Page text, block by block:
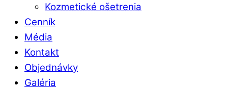
Kozmetické ošetrenia
Cenník
Média
Kontakt
Objednávky
Galéria